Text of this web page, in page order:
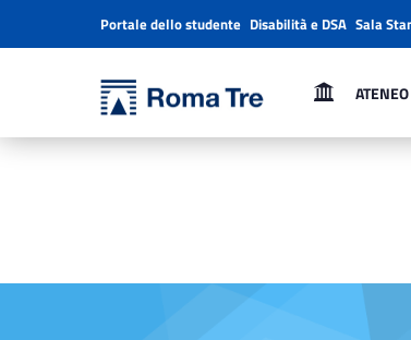
Terapia di gruppo a Roma Tre - Università Roma Tre
Primary Menu
ATENEO
Header info sidebar
Portale dello studente Disabilità e DSA Sala